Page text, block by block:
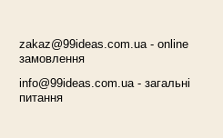
zakaz@99ideas.com.ua - online
замовлення
info@99ideas.com.ua - загальні
питання